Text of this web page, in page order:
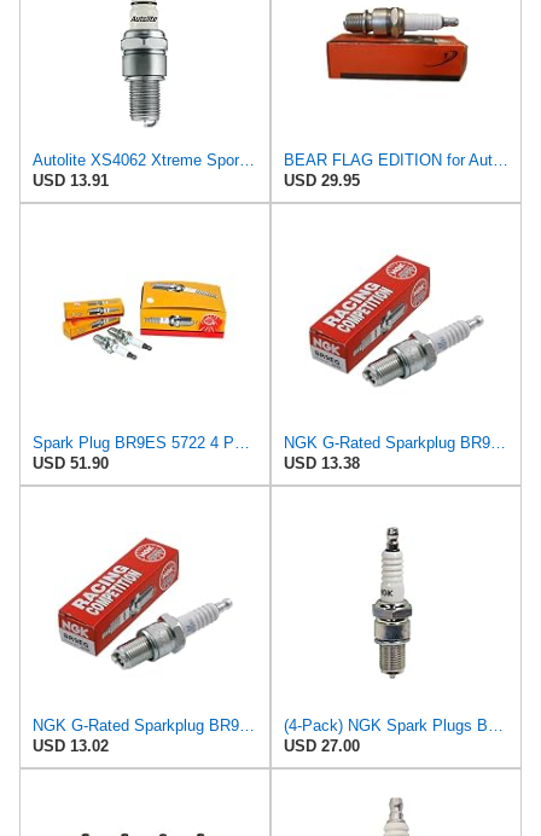
Autolite XS4062 Xtreme Sport Iridium Powersports Spark Plug, Pack of 1
USD 13.91
BEAR FLAG EDITION for Autolite Spark Plug 4062 Automotive Parts
USD 29.95
Spark Plug BR9ES 5722 4 PK Replaces RN2C 4062, Replacement for NGK, Champion, Autolite OEM
USD 51.90
NGK G-Rated Sparkplug BR9EG for Yamaha YZ125 1998-2005
USD 13.38
NGK G-Rated Sparkplug BR9EG for Honda CR125R 1982-2007
USD 13.02
(4-Pack) NGK Spark Plugs BR9EG (Stock # 3230)
USD 27.00